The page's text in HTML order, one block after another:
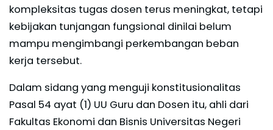
kompleksitas tugas dosen terus meningkat, tetapi
kebijakan tunjangan fungsional dinilai belum
mampu mengimbangi perkembangan beban
kerja tersebut.
Dalam sidang yang menguji konstitusionalitas
Pasal 54 ayat (1) UU Guru dan Dosen itu, ahli dari
Fakultas Ekonomi dan Bisnis Universitas Negeri